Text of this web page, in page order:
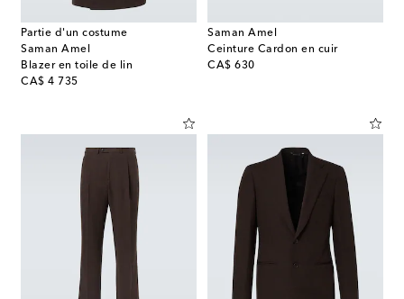
Partie d'un costume
Saman Amel
Blazer en toile de lin
CA$ 4 735
original price
Saman Amel
Ceinture Cardon en cuir
CA$ 630
original price